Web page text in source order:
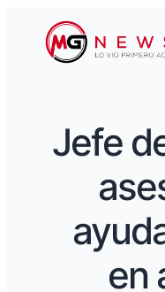
Jefe
en